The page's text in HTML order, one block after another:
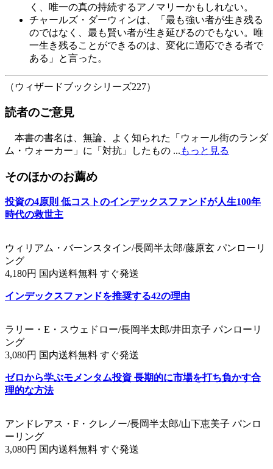
く、唯一の真の持続するアノマリーかもしれない。
チャールズ・ダーウィンは、「最も強い者が生き残る
のではなく、最も賢い者が生き延びるのでもない。唯
一生き残ることができるのは、変化に適応できる者で
ある」と言った。
（ウィザードブックシリーズ227）
読者のご意見
本書の書名は、無論、よく知られた「ウォール街のランダ
ム・ウォーカー」に「対抗」したもの ... もっと見る
そのほかのお薦め
投資の4原則 低コストのインデックスファンドが人生100年
時代の救世主
ウィリアム・バーンスタイン/長岡半太郎/藤原玄 パンローリ
ング
4,180円 国内送料無料 すぐ発送
インデックスファンドを推奨する42の理由
ラリー・E・スウェドロー/長岡半太郎/井田京子 パンローリ
ング
3,080円 国内送料無料 すぐ発送
ゼロから学ぶモメンタム投資 長期的に市場を打ち負かす合
理的な方法
アンドレアス・F・クレノー/長岡半太郎/山下恵美子 パンロ
ーリング
3,080円 国内送料無料 すぐ発送